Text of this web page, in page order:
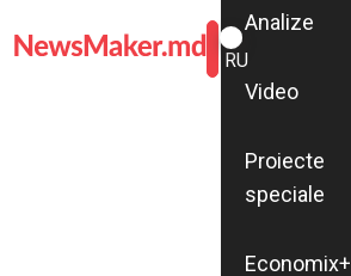
ROMÂNĂ
RU
Analize
Video
Proiecte
speciale
Economix+